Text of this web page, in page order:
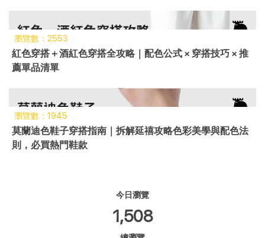
瀏覽數：2553
紅色穿搭＋酒紅色穿搭全攻略｜配色公式 × 穿搭技巧 × 推
薦單品清單
瀏覽數：1945
莫蘭迪色鞋子穿搭指南｜拆解延禧攻略色彩美學與配色法
則，必買熱門鞋款
今日瀏覽
1,508